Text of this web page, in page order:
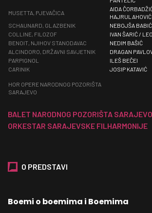
O PREDSTAVI
Boemi o boemima i Boemima
MUSETTA, PJEVAČICA
AIDA
HAJRULAHOVIĆ
SCHAUNARD, GLAZBENIK
NEBOJŠA
COLLINE, FILOZOF
IVAN ŠARIĆ /
BENOIT, NJIHOV STANODAVAC
NEDIM BAŠIĆ
ALCINDORO, DRŽAVNI SAVJETNIK
DRAGAN
PARPIGNOL
ILEŠ BEČEI
CARINIK
JOSIP KATAVIĆ
HOR OPERE NARODNOG POZORIŠTA
SARAJEVO
BALET NARODNOG POZORIŠTA SARAJEVO
ORKESTAR SARAJEVSKE FILHARMONIJE